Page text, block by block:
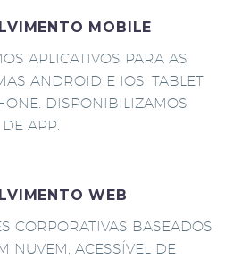
MOBILE
APLICATIVOS PARA AS
ANDROID E IOS, TABLET
DISPONIBILIZAMOS
APP.
WEB
CORPORATIVAS BASEADOS
NUVEM, ACESSÍVEL DE